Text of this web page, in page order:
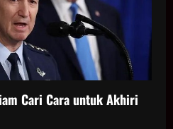
Cari Cara untuk Akhiri